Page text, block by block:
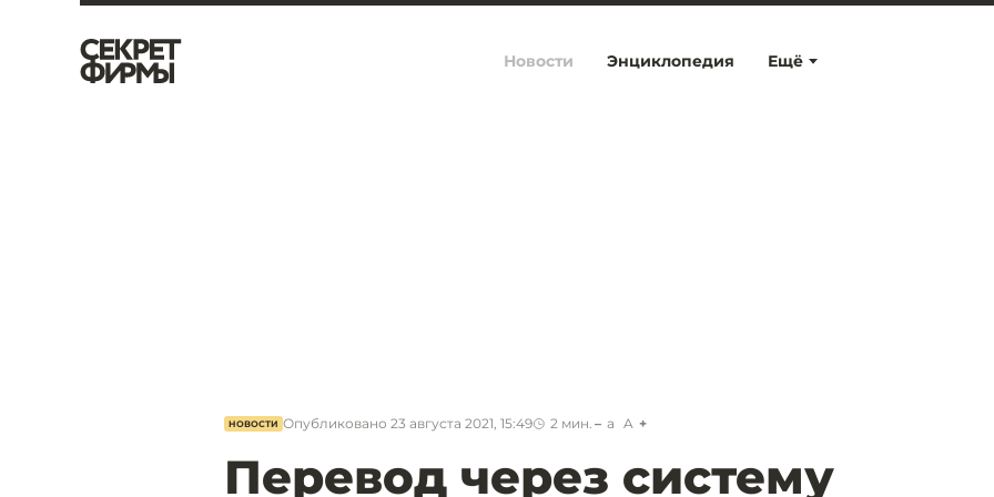
Ещё
Новости Энциклопедия
НОВОСТИ Опубликовано 23 августа 2021, 15:49 2 мин. a A
Перевод через систему